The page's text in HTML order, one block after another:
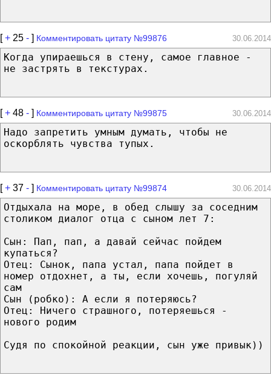
[+ 25 - ] Комментировать цитату №99876 30.06.2014
Когда упираешься в стену, самое главное -
не застрять в текстурах.
[+ 48 - ] Комментировать цитату №99875 30.06.2014
Надо запретить умным думать, чтобы не
оскорблять чувства тупых.
[+ 37 - ] Комментировать цитату №99874 30.06.2014
Отдыхала на море, в обед слышу за соседним
столиком диалог отца с сыном лет 7:
Сын: Пап, пап, а давай сейчас пойдем
купаться?
Отец: Сынок, папа устал, папа пойдет в
номер отдохнет, а ты, если хочешь, погуляй
сам
Сын (робко): А если я потеряюсь?
Отец: Ничего страшного, потеряешься -
нового родим
Судя по спокойной реакции, сын уже привык))